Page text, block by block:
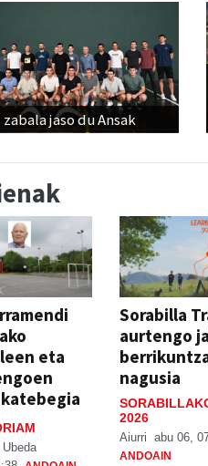
zabala jaso du Ansak
eta
Sorabilla
aurtengo
nagusia
2026
Aiurri abu 06,
ANDOAIN